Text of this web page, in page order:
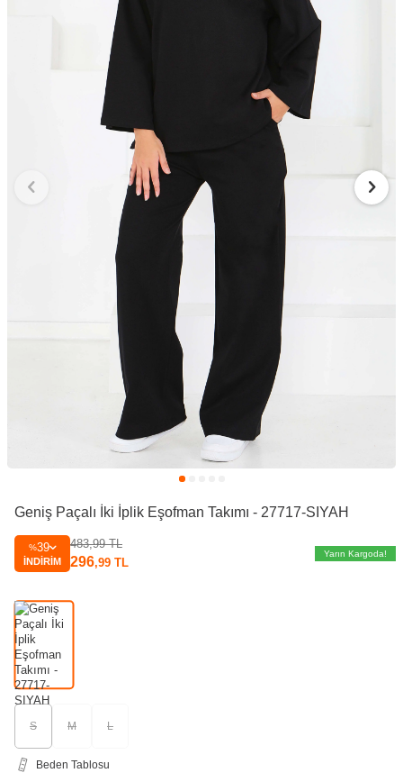
Geniş Paçalı İki İplik Eşofman Takımı - 27717-SIYAH
%39
İNDIRIM
483,99TL
296,99 TL
Yarın Kargoda!
S M L
Beden Tablosu